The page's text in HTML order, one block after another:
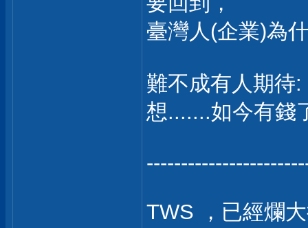
臺灣人(企業)為
難不成有人期待
想.......如今有錢
TWS ，已經爛